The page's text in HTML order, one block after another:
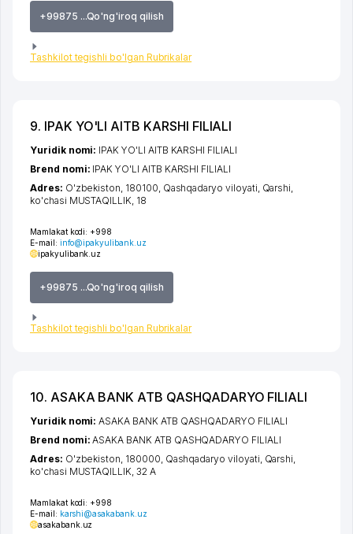
+99875 ...Qo'ng'iroq qilish
Tashkilot tegishli bo'lgan Rubrikalar
9. IPAK YO'LI AITB KARSHI FILIALI
Mamlakat kodi: +998
E-mail: info@ipakyulibank.uz
ipakyulibank.uz
+99875 ...Qo'ng'iroq qilish
Tashkilot tegishli bo'lgan Rubrikalar
Yuridik nomi: IPAK YO'LI AITB KARSHI FILIALI
Brend nomi: IPAK YO'LI AITB KARSHI FILIALI
Adres: O'zbekiston, 180100, Qashqadaryo viloyati Qarshi
ko'chasi MUSTAQILLIK , 18
10. ASAKA BANK ATB QASHQADARYO FILIALI
Mamlakat kodi: +998
E-mail: karshi@asakabank.uz
asakabank.uz
Yuridik nomi:ASAKA BANK ATB QASHQADARYO FILIALI
Brend nomi:ASAKA BANK ATB QASHQADARYO FILIALI
Adres: O'zbekiston, 180000, Qashqadaryo viloyati Qarshi
ko'chasi MUSTAQILLIK , 32 А